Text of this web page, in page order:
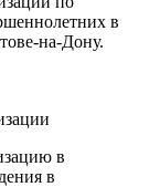
в
на-Дону.
в
в